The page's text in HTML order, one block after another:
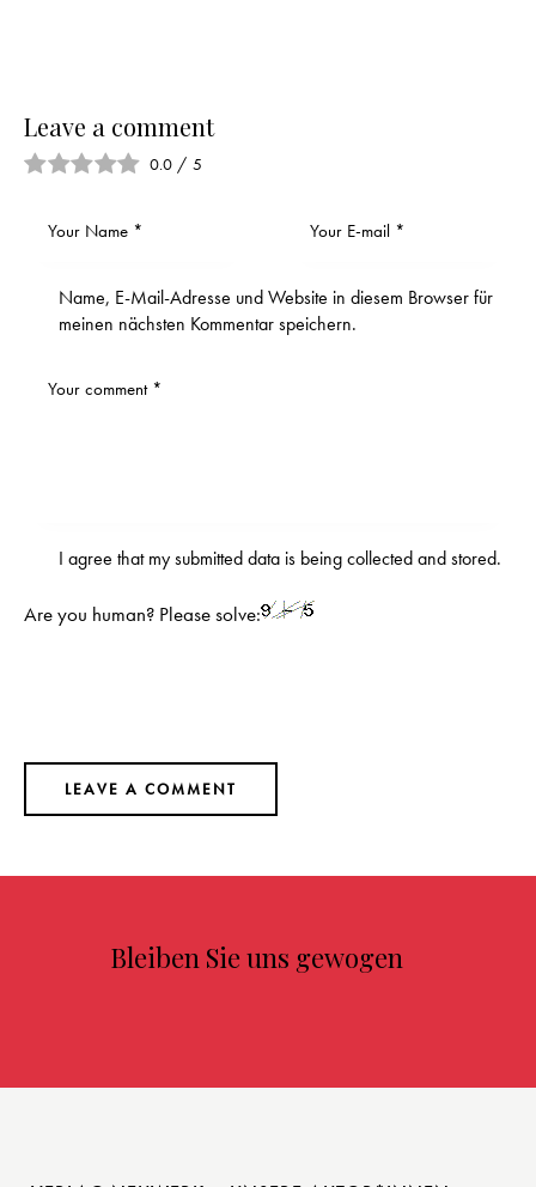
Leave a comment
0.0 / 5
Name, E-Mail-Adresse und Website in diesem Browser für
meinen nächsten Kommentar speichern.
I agree that my submitted data is beingcollected and stored.
Are you human? Please solve:
Bleiben Sie uns gewogen